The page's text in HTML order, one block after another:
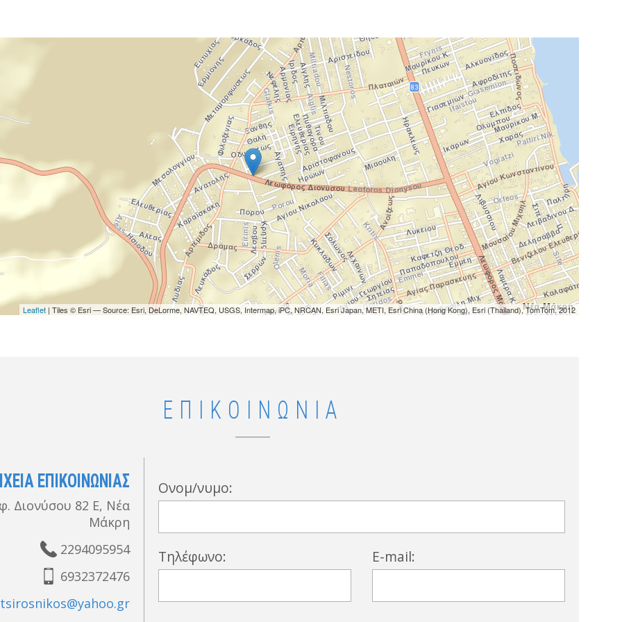
Leaflet | Tiles © Esri — Source: Esri, DeLorme, NAVTEQ, USGS, Intermap, iPC, NRCAN, Esri Japan, METI, Esri China (Hong Kong), Esri (Thailand), TomTom, 2012
ΕΠΙΚΟΙΝΩΝΙΑ
ΕΠΙΚΟΙΝΩΝΙΑΣ
Διονύσου 82 Ε, Νέα
Μάκρη
2294095954
6932372476
tsirosnikos@yahoo.gr
Ονομ/νυμο:
Τηλέφωνο: E-mail: